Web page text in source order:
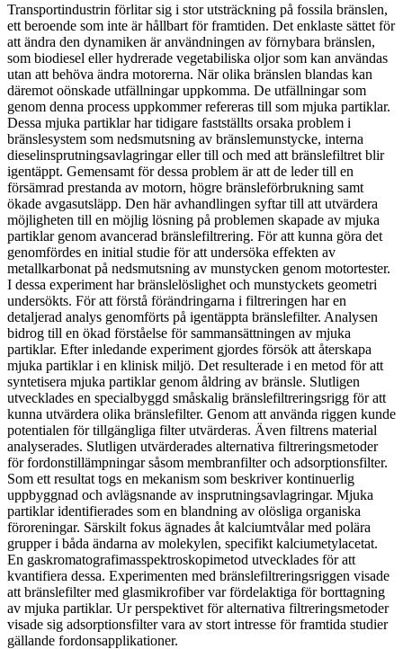
Transportindustrin förlitar sig i stor utsträckning på fossila bränslen,
ett beroende som inte är hållbart för framtiden. Det enklaste sättet för
att ändra den dynamiken är användningen av förnybara bränslen,
som biodiesel eller hydrerade vegetabiliska oljor som kan användas
utan att behöva ändra motorerna. När olika bränslen blandas kan
däremot oönskade utfällningar uppkomma. De utfällningar som
genom denna process uppkommer refereras till som mjuka partiklar.
Dessa mjuka partiklar har tidigare fastställts orsaka problem i
bränslesystem som nedsmutsning av bränslemunstycke, interna
dieselinsprutningsavlagringar eller till och med att bränslefiltret blir
igentäppt. Gemensamt för dessa problem är att de leder till en
försämrad prestanda av motorn, högre bränsleförbrukning samt
ökade avgasutsläpp. Den här avhandlingen syftar till att utvärdera
möjligheten till en möjlig lösning på problemen skapade av mjuka
partiklar genom avancerad bränslefiltrering. För att kunna göra det
genomfördes en initial studie för att undersöka effekten av
metallkarbonat på nedsmutsning av munstycken genom motortester.
I dessa experiment har bränslelöslighet och munstyckets geometri
undersökts. För att förstå förändringarna i filtreringen har en
detaljerad analys genomförts på igentäppta bränslefilter. Analysen
bidrog till en ökad förståelse för sammansättningen av mjuka
partiklar. Efter inledande experiment gjordes försök att återskapa
mjuka partiklar i en klinisk miljö. Det resulterade i en metod för att
syntetisera mjuka partiklar genom åldring av bränsle. Slutligen
utvecklades en specialbyggd småskalig bränslefiltreringsrigg för att
kunna utvärdera olika bränslefilter. Genom att använda riggen kunde
potentialen för tillgängliga filter utvärderas. Även filtrens material
analyserades. Slutligen utvärderades alternativa filtreringsmetoder
för fordonstillämpningar såsom membranfilter och adsorptionsfilter.
Som ett resultat togs en mekanism som beskriver kontinuerlig
uppbyggnad och avlägsnande av insprutningsavlagringar. Mjuka
partiklar identifierades som en blandning av olösliga organiska
föroreningar. Särskilt fokus ägnades åt kalciumtvålar med polära
grupper i båda ändarna av molekylen, specifikt kalciumetylacetat.
En gaskromatografimasspektroskopimetod utvecklades för att
kvantifiera dessa. Experimenten med bränslefiltreringsriggen visade
att bränslefilter med glasmikrofiber var fördelaktiga för borttagning
av mjuka partiklar. Ur perspektivet för alternativa filtreringsmetoder
visade sig adsorptionsfilter vara av stort intresse för framtida studier
gällande fordonsapplikationer.